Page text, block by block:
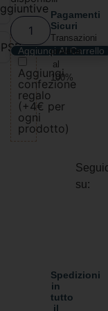
Aggiungi Al Carrello
Aggiungi
confezione
regalo
(+4€ per
ogni
prodotto)
Pagamenti
Sicuri
Transazioni
protette
al
100%
Spedizioni
in
tutto
il
su: